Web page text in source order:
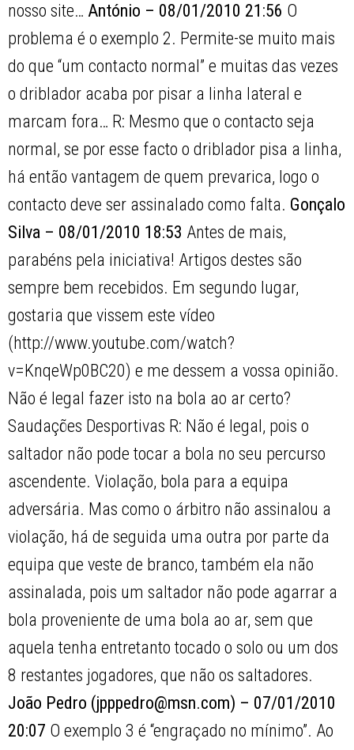
nosso site… António – 08/01/2010 21:56 O
problema é o exemplo 2. Permite-se muito mais
do que “um contacto normal” e muitas das vezes
o driblador acaba por pisar a linha lateral e
marcam fora… R: Mesmo que o contacto seja
normal, se por esse facto o driblador pisa a linha,
há então vantagem de quem prevarica, logo o
contacto deve ser assinalado como falta. Gonçalo
Silva – 08/01/2010 18:53 Antes de mais,
parabéns pela iniciativa! Artigos destes são
sempre bem recebidos. Em segundo lugar,
gostaria que vissem este vídeo
(http://www.youtube.com/watch?
v=KnqeWp0BC20) e me dessem a vossa opinião.
Não é legal fazer isto na bola ao ar certo?
Saudações Desportivas R: Não é legal, pois o
saltador não pode tocar a bola no seu percurso
ascendente. Violação, bola para a equipa
adversária. Mas como o árbitro não assinalou a
violação, há de seguida uma outra por parte da
equipa que veste de branco, também ela não
assinalada, pois um saltador não pode agarrar a
bola proveniente de uma bola ao ar, sem que
aquela tenha entretanto tocado o solo ou um dos
8 restantes jogadores, que não os saltadores.
João Pedro (jpppedro@msn.com) – 07/01/2010
20:07 O exemplo 3 é “engraçado no mínimo”. Ao